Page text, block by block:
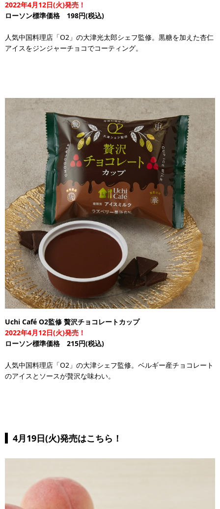
2022年4月12日(火)発売！
ローソン標準価格 198円(税込)
人気中国料理店「O2」の大津光太郎シェフ監修。黒糖を加えた杏仁
アイスをジンジャーチョコでコーティング。
Uchi Café O2監修 贅沢チョコレートカップ
2022年4月12日(火)発売！
ローソン標準価格 215円(税込)
人気中国料理店「O2」の大津シェフ監修。ベルギー産チョコレート
のアイスとソースが贅沢な味わい。
4月19日(火)発売はこちら！